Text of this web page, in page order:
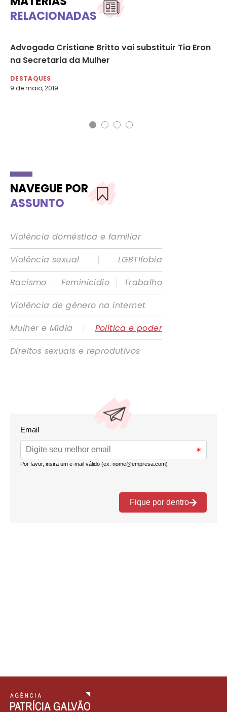
RELACIONADAS
Advogada Cristiane Britto vai substituir Tia Eron
na Secretaria da Mulher
DESTAQUES
9 de maio, 2019
NAVEGUE POR
ASSUNTO
Violência doméstica e familiar
Violência sexual
|
LGBTIfobia
Racismo
| Feminicídio |
Trabalho
Violência de gênero na internet
Mulher e Mídia
|
Política e poder
Direitos sexuais e reprodutivos